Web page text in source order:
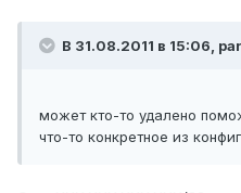
В 31.08.2011 в 15:06,
может кто-то удалено
что-то конкретное из